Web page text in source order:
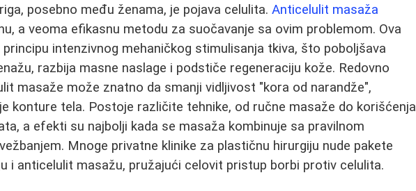
posebno među ženama, je pojava celulita.Anticelulit masaža
a veoma efikasnu metodu za suočavanje sa ovim problemom. Ova
intenzivnog mehaničkog stimulisanja tkiva, što poboljšava
razbija masne naslage i podstiče regeneraciju kože. Redovno
masaže može znatno da smanji vidljivost "kora od narandže",
konture tela. Postoje različite tehnike, od ručne masaže do korišćenja
a efekti su najbolji kada se masaža kombinuje sa pravilnom
Mnoge privatne klinike za plastičnu hirurgiju nude pakete
i anticelulit masažu, pružajući celovit pristup borbi protiv celulita.